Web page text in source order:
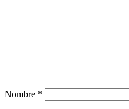
Nombre *